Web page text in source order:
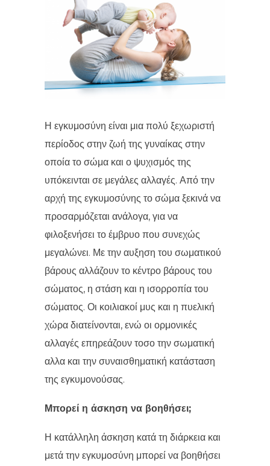
Η εγκυμοσύνη είναι μια πολύ ξεχωριστή
περίοδος στην ζωή της γυναίκας στην
οποία το σώμα και ο ψυχισμός της
υπόκεινται σε μεγάλες αλλαγές. Από την
αρχή της εγκυμοσύνης το σώμα ξεκινά να
προσαρμόζεται ανάλογα, για να
φιλοξενήσει το έμβρυο που συνεχώς
μεγαλώνει. Με την αυξηση του σωματικού
βάρους αλλάζουν το κέντρο βάρους του
σώματος, η στάση και η ισορροπία του
σώματος. Οι κοιλιακοί μυς και η πυελική
χώρα διατείνονται, ενώ οι ορμονικές
αλλαγές επηρεάζουν τοσο την σωματική
αλλα και την συναισθηματική κατάσταση
της εγκυμονούσας.
Μπορεί η άσκηση να βοηθήσει;
Η κατάλληλη άσκηση κατά τη διάρκεια και
μετά την εγκυμοσύνη μπορεί να βοηθήσει